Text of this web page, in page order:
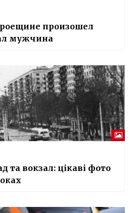
произошел
мужчина
та вокзал: цікаві фото